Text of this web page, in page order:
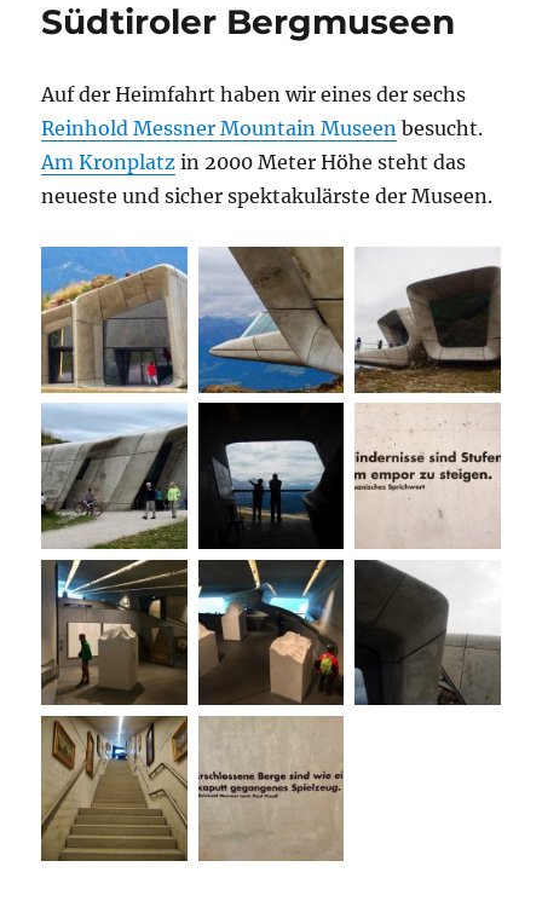
am
Südtiroler Bergmuseen
Auf der Heimfahrt haben wir eines der sechs
Reinhold Messner Mountain Museen besucht.
Am Kronplatz in 2000 Meter Höhe steht das
neueste und sicher spektakulärste der Museen.